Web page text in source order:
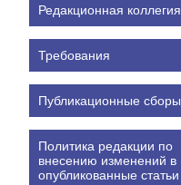
Редакционная коллегия
Требования
Публикационные сборы
Политика редакции по
внесению изменений в
опубликованные статьи